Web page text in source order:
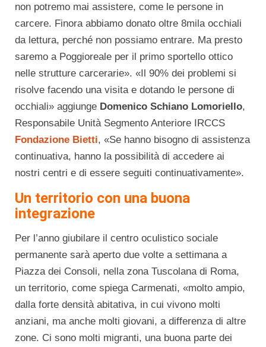
non potremo mai assistere, come le persone in
carcere. Finora abbiamo donato oltre 8mila occhiali
da lettura, perché non possiamo entrare. Ma presto
saremo a Poggioreale per il primo sportello ottico
nelle strutture carcerarie». «Il 90% dei problemi si
risolve facendo una visita e dotando le persone di
occhiali» aggiunge Domenico Schiano Lomoriello,
Responsabile Unità Segmento Anteriore IRCCS
Fondazione Bietti, «Se hanno bisogno di assistenza
continuativa, hanno la possibilità di accedere ai
nostri centri e di essere seguiti continuativamente».
Un territorio con una buona
integrazione
Per l’anno giubilare il centro oculistico sociale
permanente sarà aperto due volte a settimana a
Piazza dei Consoli, nella zona Tuscolana di Roma,
un territorio, come spiega Carmenati, «molto ampio,
dalla forte densità abitativa, in cui vivono molti
anziani, ma anche molti giovani, a differenza di altre
zone. Ci sono molti migranti, una buona parte dei